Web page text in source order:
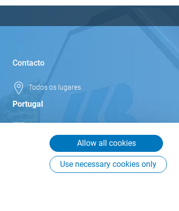
Allow all cookies
Use necessary cookies only
Contacto
Todos os lugares
Portugal
+351 252 166 942
CSB-System S.r.l. Sucursal em
Portugal